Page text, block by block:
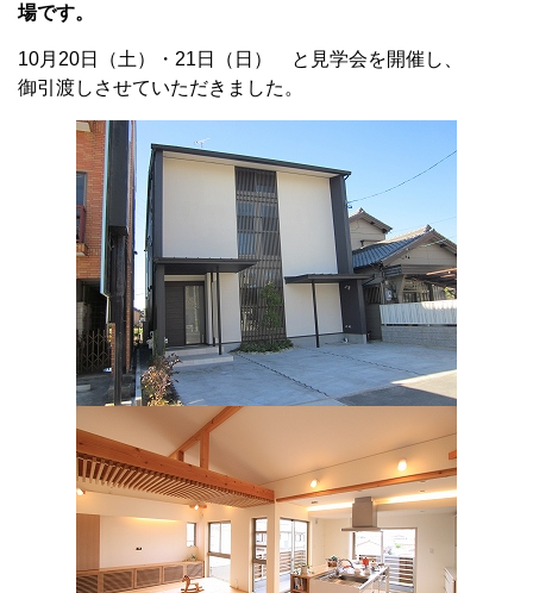
場です。
10月20日（土）・21日（日） と見学会を開催し、
御引渡しさせていただきました。